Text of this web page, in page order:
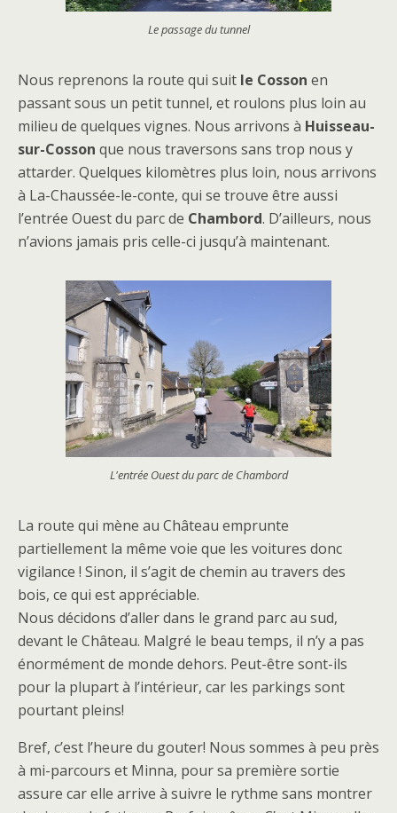
Le passage du tunnel
Nous reprenons la route qui suit le Cosson en
passant sous un petit tunnel, et roulons plus loin au
milieu de quelques vignes. Nous arrivons à Huisseau-
sur-Cosson que nous traversons sans trop nous y
attarder. Quelques kilomètres plus loin, nous arrivons
à La-Chaussée-le-conte, qui se trouve être aussi
l’entrée Ouest du parc de Chambord. D’ailleurs, nous
n’avions jamais pris celle-ci jusqu’à maintenant.
L'entrée Ouest du parc de Chambord
La route qui mène au Château emprunte
partiellement la même voie que les voitures donc
vigilance ! Sinon, il s’agit de chemin au travers des
bois, ce qui est appréciable.
Nous décidons d’aller dans le grand parc au sud,
devant le Château. Malgré le beau temps, il n’y a pas
énormément de monde dehors. Peut-être sont-ils
pour la plupart à l’intérieur, car les parkings sont
pourtant pleins!
Bref, c’est l’heure du gouter! Nous sommes à peu près
à mi-parcours et Minna, pour sa première sortie
assure car elle arrive à suivre le rythme sans montrer